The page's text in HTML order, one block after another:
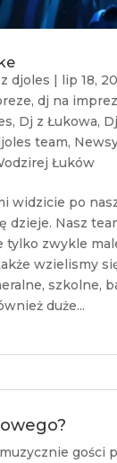
djoles | lip 18,
, dj na
, Dj z Łukowa,
team,
Łuków
widzicie po
dzieje. Nasz
tylko zwykle
wzielismy
szkolne,
duże...
gości